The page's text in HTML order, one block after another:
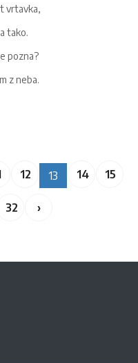
vrtavka,
tako.
pozna?
z neba.
12 13 14 15
32 ›